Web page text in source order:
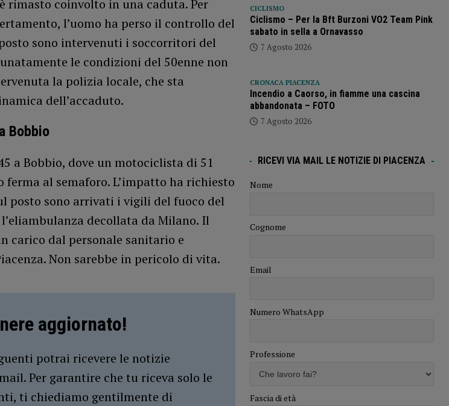
rimasto coinvolto in una caduta. Per
l’uomo ha perso il controllo del
sono intervenuti i soccorritori del
le condizioni del 50enne non
la polizia locale, che sta
dell’accaduto.
Bobbio
a Bobbio, dove un motociclista di 51
ferma al semaforo. L’impatto ha richiesto
posto sono arrivati i vigili del fuoco del
decollata da Milano. Il
carico dal personale sanitario e
Non sarebbe in pericolo di vita.
aggiornato!
potrai ricevere le notizie
Per garantire che tu riceva solo le
ti chiediamo gentilmente di
CICLISMO
Ciclismo – Per la Bft Burzoni VO2 Team Pink
sabato in sella a Ornavasso
7 Agosto 2026
CRONACA PIACENZA
Incendio a Caorso, in fiamme una cascina
abbandonata – FOTO
7 Agosto 2026
RICEVI VIA MAIL LE NOTIZIE DI PIACENZA
Nome
Cognome
Email
Numero WhatsApp
Professione
Fascia di età